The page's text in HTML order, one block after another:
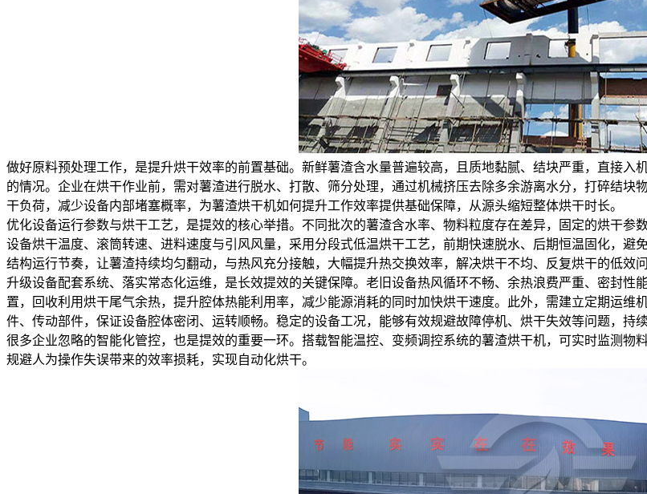
做好原料预处理工作，是提升烘干效率的前置基础。新鲜薯渣含水量普遍较高，且质地黏腻、结块严重，直接
的情况。企业在烘干作业前，需对薯渣进行脱水、打散、筛分处理，通过机械挤压去除多余游离水分，打碎结
干负荷，减少设备内部堵塞概率，为薯渣烘干机如何提升工作效率提供基础保障，从源头缩短整体烘干时长。
优化设备运行参数与烘干工艺，是提效的核心举措。不同批次的薯渣含水率、物料粒度存在差异，固定的烘干
设备烘干温度、滚筒转速、进料速度与引风风量，采用分段式低温烘干工艺，前期快速脱水、后期恒温固化，
结构运行节奏，让薯渣持续均匀翻动，与热风充分接触，大幅提升热交换效率，解决烘干不均、反复烘干的低效问
升级设备配套系统、落实常态化运维，是长效提效的关键保障。老旧设备热风循环不畅、余热浪费严重、密封
置，回收利用烘干尾气余热，提升腔体热能利用率，减少能源消耗的同时加快烘干速度。此外，需建立定期运
件、传动部件，保证设备腔体密闭、运转顺畅。稳定的设备工况，能够有效规避故障停机、烘干失效等问题，持
很多企业忽略的智能化管控，也是提效的重要一环。搭载智能温控、变频调控系统的薯渣烘干机，可实时监测物
规避人为操作失误带来的效率损耗，实现自动化烘干。